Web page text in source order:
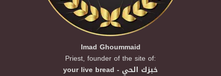
Imad Ghoummaid
Priest, founder of the site of:
your live bread - خبزك الحي